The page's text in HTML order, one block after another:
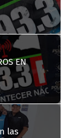
EN
las